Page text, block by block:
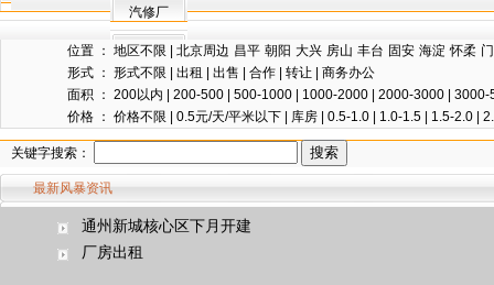
汽修厂
位置 ： 地区不限 北京周边 昌平 朝阳 大兴 房山 丰台 固安 海淀 怀柔
形式 ： 形式不限 出租 出售 合作 转让
商务办公
面积 ： 200以内 200-500 500-1000 1000-2000 2000-3000
3000-
价格 ： 价格不限 0.5元/天/平米以下 库房 0.5-1.0 1.0-1.5 1.5-2.0
关键字搜索：
最新风暴资讯
通州新城核心区下月开建
厂房出租